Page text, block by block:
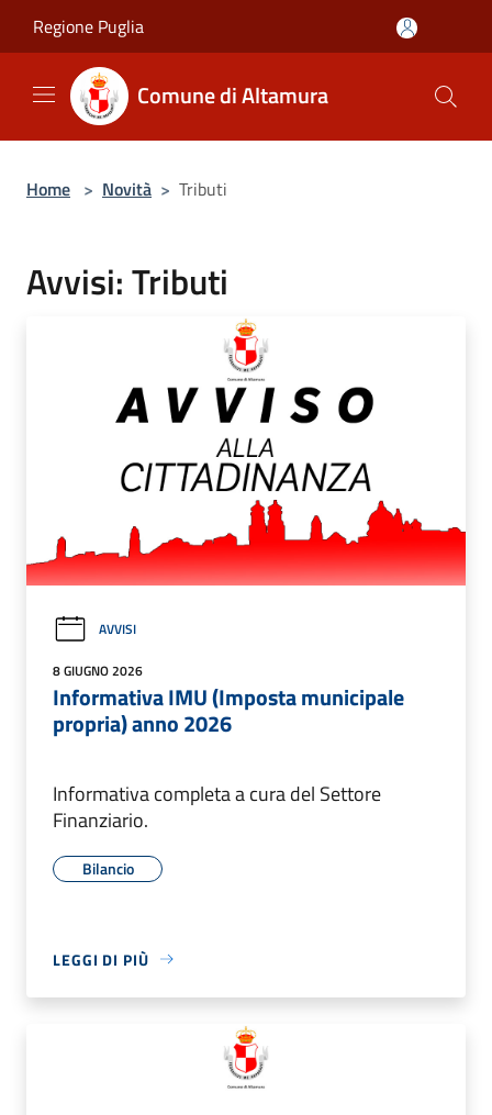
Regione Puglia
Comune di Altamura
Home > Novità > Tributi
Avvisi: Tributi
AVVISI
8 GIUGNO 2026
Informativa IMU (Imposta municipale
propria) anno 2026
Informativa completa a cura del Settore
Finanziario.
Bilancio
LEGGI DI PIÙ